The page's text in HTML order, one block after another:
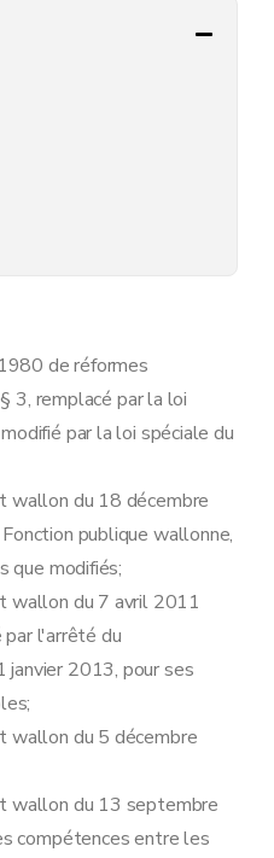
de réformes
3, remplacé par la loi
par la loi spéciale du
wallon du 18 décembre
publique wallonne,
que modifiés;
wallon du 7 avril 2011
l'arrêté du
janvier 2013, pour ses
wallon du 5 décembre
wallon du 13 septembre
compétences entre les